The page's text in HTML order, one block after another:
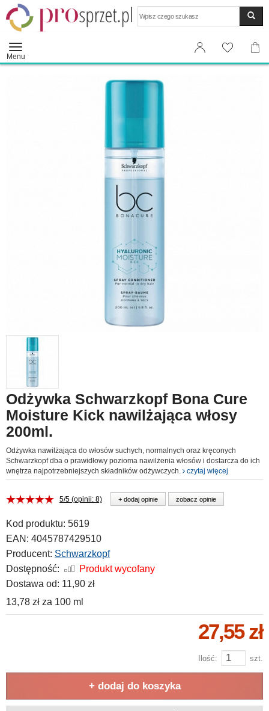
Menu
Odżywka Schwarzkopf Bona Cure
Moisture Kick nawilżająca włosy
200ml.
Odżywka nawilżająca do włosów suchych, normalnych oraz kręconych
Schwarzkopf dba o prawidłowy pozioma nawilżenia włosów i dostarcza do ich
wnętrza najpotrzebniejszych składników odżywczych.
czytaj więcej
5/5 (opinii: 8) + dodaj opinie zobacz opinie
Kod produktu: 5619
EAN: 4045787429510
Producent: Schwarzkopf
Dostępność:
Produkt wycofany
Dostawa od: 11,90 zł
13,78 zł za 100 ml
27,55 zł
Ilość: szt.
+ dodaj do koszyka